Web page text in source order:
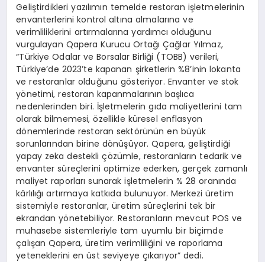
Geliştirdikleri yazılımın temelde restoran işletmelerinin
envanterlerini kontrol altına almalarına ve
verimliliklerini artırmalarına yardımcı olduğunu
vurgulayan Qapera Kurucu Ortağı Çağlar Yılmaz,
“Türkiye Odalar ve Borsalar Birliği (TOBB) verileri,
Türkiye’de 2023’te kapanan şirketlerin %8’inin lokanta
ve restoranlar olduğunu gösteriyor. Envanter ve stok
yönetimi, restoran kapanmalarının başlıca
nedenlerinden biri. İşletmelerin gıda maliyetlerini tam
olarak bilmemesi, özellikle küresel enflasyon
dönemlerinde restoran sektörünün en büyük
sorunlarından birine dönüşüyor. Qapera, geliştirdiği
yapay zeka destekli çözümle, restoranların tedarik ve
envanter süreçlerini optimize ederken, gerçek zamanlı
maliyet raporları sunarak işletmelerin % 28 oranında
kârlılığı artırmaya katkıda bulunuyor. Merkezi üretim
sistemiyle restoranlar, üretim süreçlerini tek bir
ekrandan yönetebiliyor. Restoranların mevcut POS ve
muhasebe sistemleriyle tam uyumlu bir biçimde
çalışan Qapera, üretim verimliliğini ve raporlama
yeteneklerini en üst seviyeye çıkarıyor” dedi.